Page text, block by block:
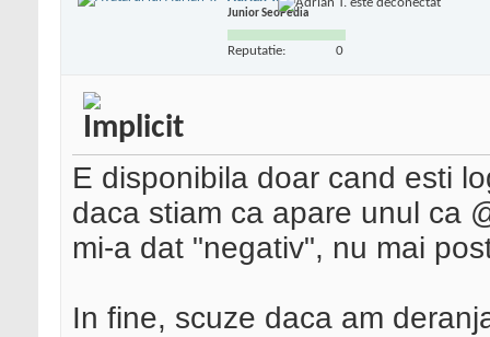
Junior SeoPedia
Reputatie: 0
E disponibila doar cand esti
daca stiam ca apare unul ca
mi-a dat "negativ", nu mai
In fine, scuze daca am